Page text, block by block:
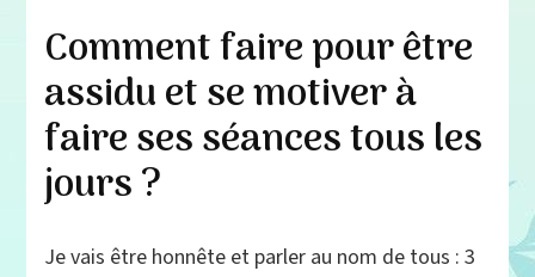
Comment faire pour être
assidu et se motiver à
faire ses séances tous les
jours ?
Je vais être honnête et parler au nom de tous : 3